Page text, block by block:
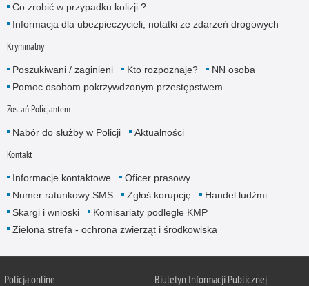
Co zrobić w przypadku kolizji ?
Informacja dla ubezpieczycieli, notatki ze zdarzeń drogowych
Kryminalny
Poszukiwani / zaginieni Kto rozpoznaje?
NN osoba
Pomoc osobom pokrzywdzonym przestępstwem
Zostań Policjantem
Nabór do służby w Policji Aktualności
Kontakt
Informacje kontaktowe
Oficer prasowy
Numer ratunkowy SMS
Zgłoś korupcję
Handel ludźmi
Skargi i wnioski
Komisariaty podległe KMP
Zielona strefa - ochrona zwierząt i środkowiska
Policja online Biuletyn Informacji Publicznej